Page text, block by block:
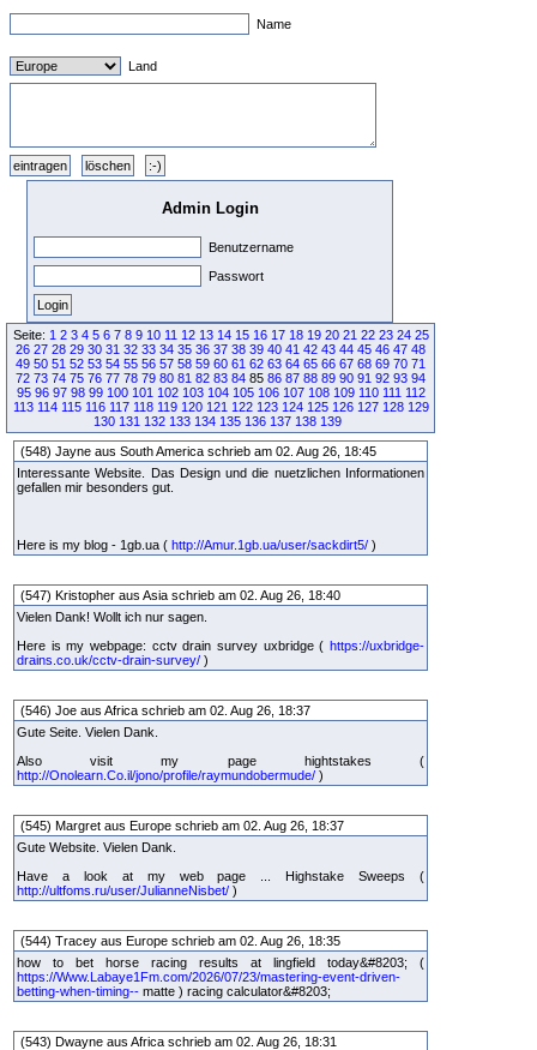
Name
Land
Admin Login
Benutzername
Passwort
Seite: 1 2 3 4 5 6 7 8 9 10 11 12 13 14 15 16 17 18 19 20 21 22 23 24 25
26 27 28 29 30 31 32 33 34 35 36 37 38 39 40 41 42 43 44 45 46 47 48
49 50 51 52 53 54 55 56 57 58 59 60 61 62 63 64 65 66 67 68 69 70 71
72 73 74 75 76 77 78 79 80 81 82 83 84 85 86 87 88 89 90 91 92 93 94
95 96 97 98 99 100 101 102 103 104 105 106 107 108 109 110 111 112
113 114 115 116 117 118 119 120 121 122 123 124 125 126 127 128 129
130 131 132 133 134 135 136 137 138 139
(548) Jayne aus South America schrieb am 02. Aug 26, 18:45
Interessante Website. Das Design und die nuetzlichen Informationen
gefallen mir besonders gut.
Here is my blog - 1gb.ua ( http://Amur.1gb.ua/user/sackdirt5/ )
(547) Kristopher aus Asia schrieb am 02. Aug 26, 18:40
Vielen Dank! Wollt ich nur sagen.
Here is my webpage: cctv drain survey uxbridge ( https://uxbridge-
drains.co.uk/cctv-drain-survey/ )
(546) Joe aus Africa schrieb am 02. Aug 26, 18:37
Gute Seite. Vielen Dank.
Also visit my page hightstakes (
http://Onolearn.Co.il/jono/profile/raymundobermude/ )
(545) Margret aus Europe schrieb am 02. Aug 26, 18:37
Gute Website. Vielen Dank.
Have a look at my web page ... Highstake Sweeps (
http://ultfoms.ru/user/JulianneNisbet/ )
(544) Tracey aus Europe schrieb am 02. Aug 26, 18:35
how to bet horse racing results at lingfield today&#8203; (
https://Www.Labaye1Fm.com/2026/07/23/mastering-event-driven-
betting-when-timing-- matte ) racing calculator&#8203;
(543) Dwayne aus Africa schrieb am 02. Aug 26, 18:31